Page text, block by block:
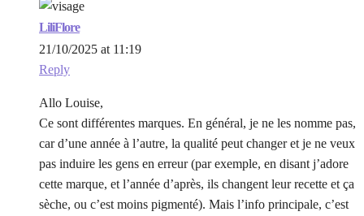
LiliFlore
21/10/2025 at 11:19
Reply
Allo Louise,
Ce sont différentes marques. En général, je ne les nomme pas,
car d’une année à l’autre, la qualité peut changer et je ne veux
pas induire les gens en erreur (par exemple, en disant j’adore
cette marque, et l’année d’après, ils changent leur recette et ça
sèche, ou c’est moins pigmenté). Mais l’info principale, c’est